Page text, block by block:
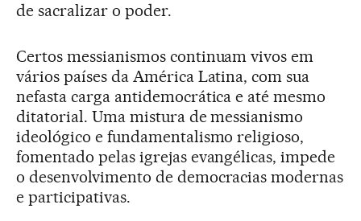
de sacralizar o poder.
Certos messianismos continuam vivos em
vários países da América Latina, com sua
nefasta carga antidemocrática e até mesmo
ditatorial. Uma mistura de messianismo
ideológico e fundamentalismo religioso,
fomentado pelas igrejas evangélicas, impede
o desenvolvimento de democracias modernas
e participativas.